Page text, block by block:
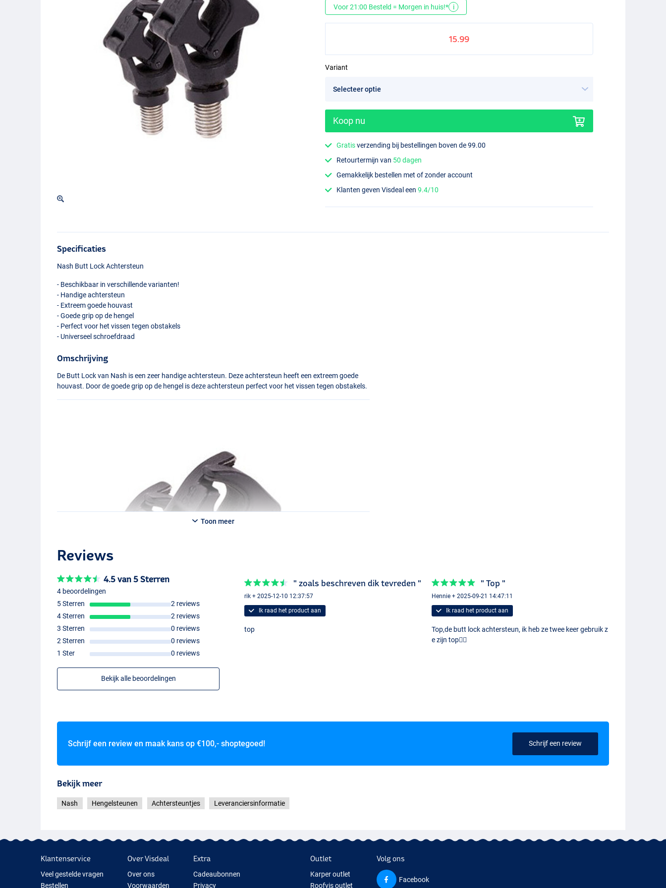
Voor 21:00 Besteld = Morgen in huis!* i
15.99
Variant
Koop nu
Gratisverzending bij bestellingen boven de 99.00
Retourtermijn van 50 dagen
Gemakkelijk bestellen met of zonder account
Klanten geven Visdeal een9.4/10
Specificaties
Nash Butt Lock Achtersteun
- Beschikbaar in verschillende varianten!
- Handige achtersteun
- Extreem goede houvast
- Goede grip op de hengel
- Perfect voor het vissen tegen obstakels
- Universeel schroefdraad
Omschrijving
De Butt Lock van Nash is een zeer handige achtersteun. Deze achtersteun heeft een extreem goede
houvast. Door de goede grip op de hengel is deze achtersteun perfect voor het vissen tegen obstakels.
Toon meer
Reviews
4.5 van 5 Sterren
4 beoordelingen
5 Sterren
2 reviews
4 Sterren
2 reviews
3 Sterren
0 reviews
2 Sterren
0 reviews
1 Ster
0 reviews
Bekijk alle beoordelingen
" zoals beschreven dik tevreden "
rik + 2025-12-10 12:37:57
Ik raad het product aan
top
" Top "
Hennie + 2025-09-21 14:47:11
Ik raad het product aan
Top,de butt lock achtersteun, ik heb ze twee keer gebruik z
e zijn top👍🏼
Schrijf een review en maak kans op €100,- shoptegoed! Schrijf een review
Bekijk meer
Nash Hengelsteunen Achtersteuntjes Leveranciersinformatie
Klantenservice
Veel gestelde vragen
Bestellen
Over Visdeal
Over ons
Voorwaarden
Extra
Cadeaubonnen
Privacy
Outlet
Karper outlet
Roofvis outlet
Volg ons
Facebook